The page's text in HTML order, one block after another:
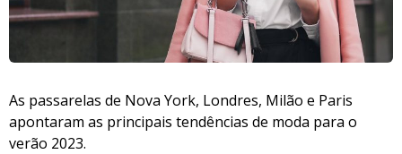
As passarelas de Nova York, Londres, Milão e Paris
apontaram as principais tendências de moda para o
verão 2023.